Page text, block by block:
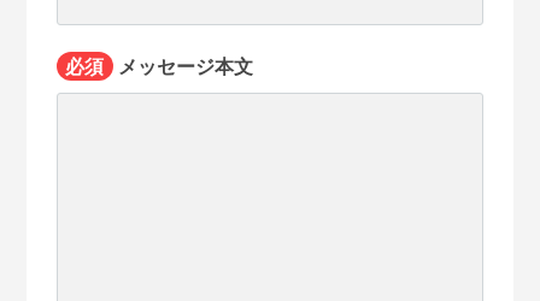
必須 メッセージ本文